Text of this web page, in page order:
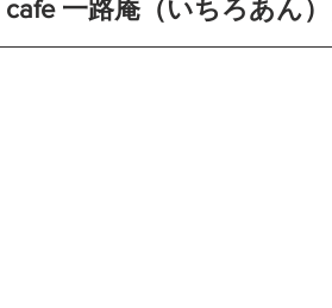
cafe 一路庵（いちろあん）